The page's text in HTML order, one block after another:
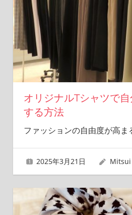
オリジナルTシャツで
する方法
ファッションの自由度が高ま
2025年3月21日 Mitsui